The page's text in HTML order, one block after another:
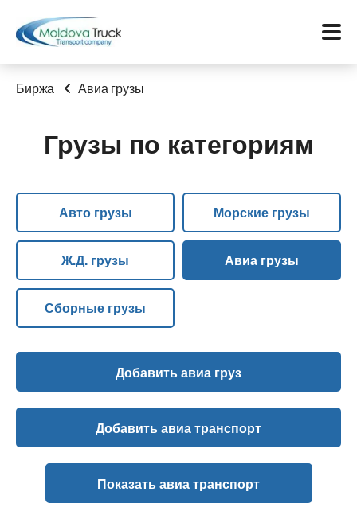
Меню
Услуги
Контакты
Биржа
Биржа Авиа грузы
Грузы по категориям
Авто грузы Морские грузы
Ж.Д. грузы Авиа грузы
Сборные грузы
Добавить авиа груз
Добавить авиа транспорт
Показать авиа транспорт